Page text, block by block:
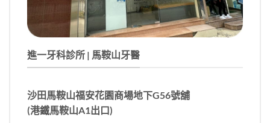
進一牙科診所 | 馬鞍山牙醫
沙田馬鞍山福安花園商場地下G56號舖
(港鐵馬鞍山A1出口)